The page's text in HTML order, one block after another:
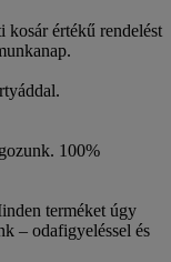
értékű rendelést
100%
terméket úgy
– odafigyeléssel és